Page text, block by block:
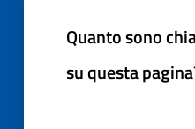
Quanto sono
su questa